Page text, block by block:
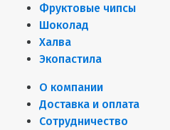
Фруктовые чипсы
Шоколад
Халва
Экопастила
О компании
Доставка и оплата
Сотрудничество